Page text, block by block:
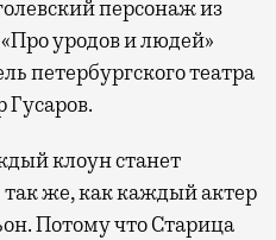
персонаж из
уродов и людей»
петербургского театра
клоун станет
же, как каждый актер
Потому что Старица